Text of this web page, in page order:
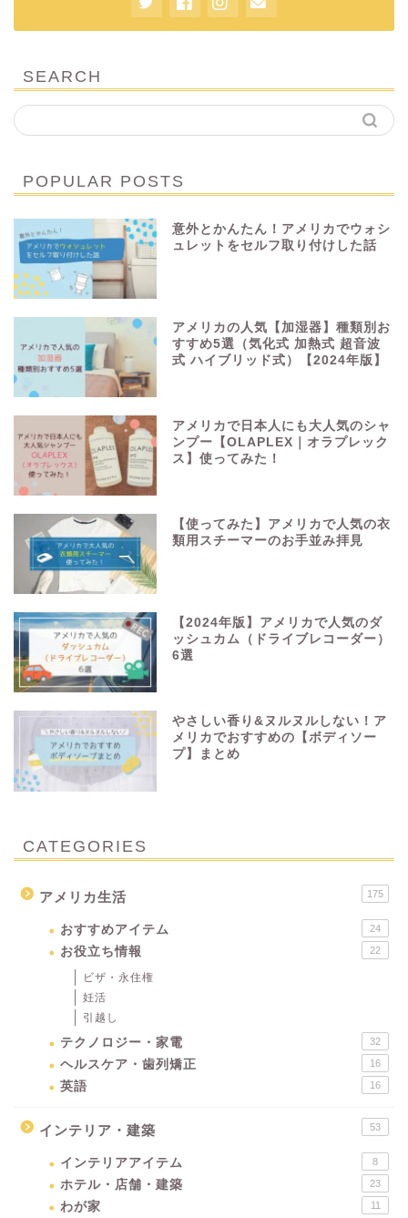
SEARCH
POPULAR POSTS
意外とかんたん！アメリカでウォシ
ュレットをセルフ取り付けした話
アメリカの人気【加湿器】種類別お
すすめ5選（気化式 加熱式 超音波
式 ハイブリッド式）【2024年版】
アメリカで日本人にも大人気のシャ
ンプー【OLAPLEX｜オラプレック
ス】使ってみた！
【使ってみた】アメリカで人気の衣
類用スチーマーのお手並み拝見
【2024年版】アメリカで人気のダ
ッシュカム（ドライブレコーダー）
6選
やさしい香り&ヌルヌルしない！ア
メリカでおすすめの【ボディソー
プ】まとめ
CATEGORIES
アメリカ生活 175
おすすめアイテム 24
お役立ち情報 22
ビザ・永住権
妊活
引越し
テクノロジー・家電 32
ヘルスケア・歯列矯正 16
英語 16
インテリア・建築 53
インテリアアイテム 8
ホテル・店舗・建築 23
わが家 11